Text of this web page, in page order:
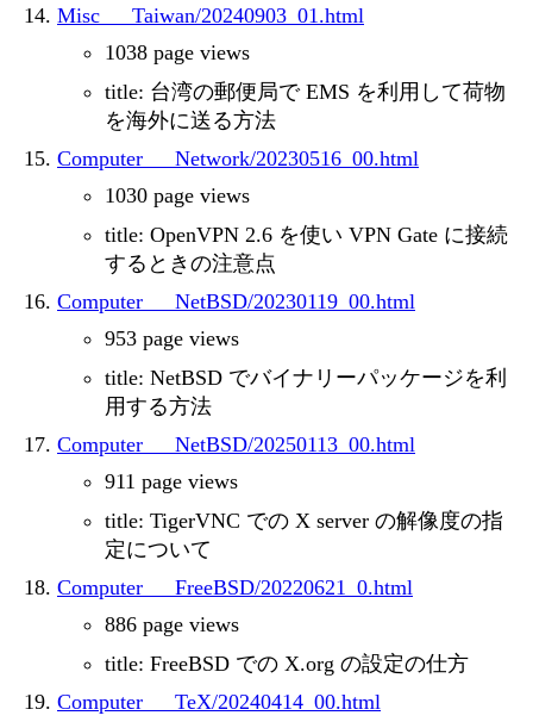
Misc___Taiwan/20240903_01.html
1038 page views
title: 台湾の郵便局で EMS を利用して荷物
を海外に送る方法
Computer___Network/20230516_00.html
1030 page views
title: OpenVPN 2.6 を使い VPN Gate に接続
するときの注意点
Computer___NetBSD/20230119_00.html
953 page views
title: NetBSD でバイナリーパッケージを利
用する方法
Computer___NetBSD/20250113_00.html
911 page views
title: TigerVNC での X server の解像度の指
定について
Computer___FreeBSD/20220621_0.html
886 page views
title: FreeBSD での X.org の設定の仕方
Computer___TeX/20240414_00.html